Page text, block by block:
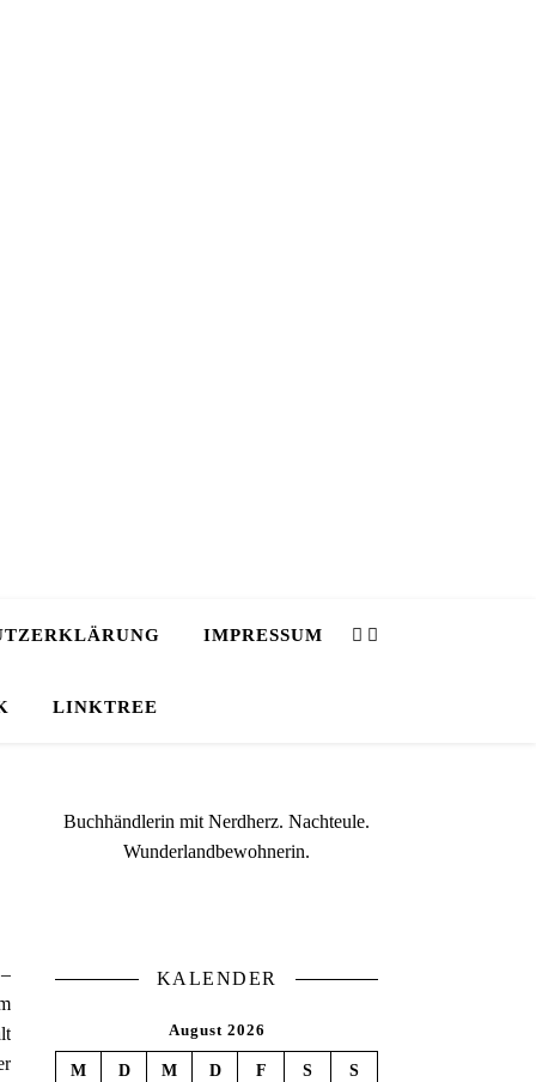
IMPRESSUM
LINKTREE
Buchhändlerin mit Nerdherz. Nachteule.
Wunderlandbewohnerin.
KALENDER
August 2026
M D M D F S S